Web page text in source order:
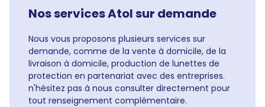
Nos services Atol sur demande
Nous vous proposons plusieurs services sur
demande, comme de la vente à domicile, de la
livraison à domicile, production de lunettes de
protection en partenariat avec des entreprises.
n'hésitez pas à nous consulter directement pour
tout renseignement complémentaire.